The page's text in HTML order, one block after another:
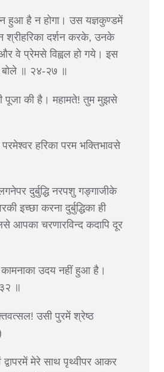
न हुआ है न होगा। उस यज्ञकुण्डमें
श्रीहरिका दर्शन करके, उनके
वे प्रेमसे विह्वल हो गये। इस
बोले ॥ २४-२७ ॥
पूजा की है। महामते! तुम मुझसे
हरिका परम भक्तिभावसे
दुर्बुद्धि नरपशु गङ्गाजीके
करना दुर्बुद्धिका ही
आपका चरणारविन्द कदापि दूर
कामनाका उदय नहीं हुआ है।
॥
उसी पुरमें श्रेष्ठ
मेरे साथ पृथ्वीपर आकर